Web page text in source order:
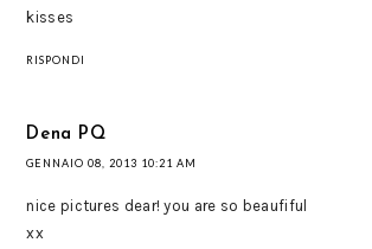
kisses
RISPONDI
Dena PQ
GENNAIO 08, 2013 10:21 AM
nice pictures dear! you are so beaufiful
xx